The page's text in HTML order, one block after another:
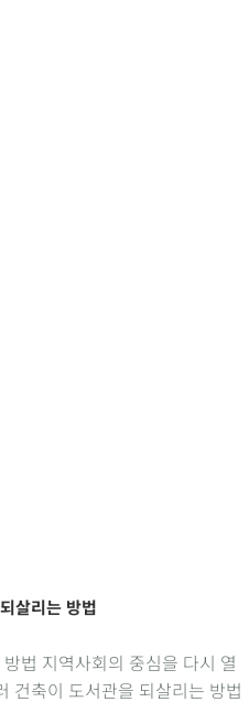
살리는 방법
법 지역사회의 중심을 다시 열
건축이 도서관을 되살리는 방법